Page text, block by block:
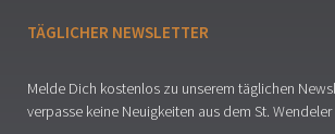
TÄGLICHER NEWSLETTER
Melde Dich kostenlos zu unserem täglichen
verpasse keine Neuigkeiten aus dem St. Wendeler